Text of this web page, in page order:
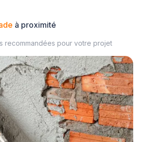
à proximité
recommandées pour votre projet